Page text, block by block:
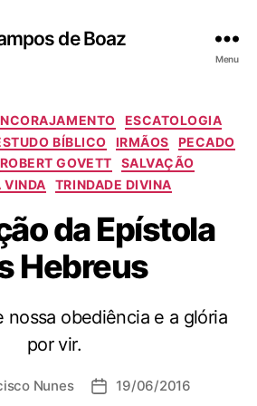
de Boaz
Menu
C
a
t
e
g
r
i
a
ESCATOLOGIA
BÍBLICO IRMÃOS
PECADO
ROBERT GOVETT
SALVAÇÃO
VINDA
TRINDADE DIVINA
da Epístola
Hebreus
nossa obediência e a glória
por vir.
Nunes
D 19/06/2016